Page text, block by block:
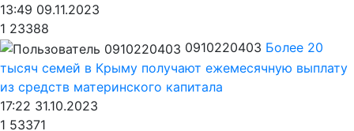
13:49 09.11.2023
1 23388
0910220403 Более 20
тысяч семей в Крыму получают ежемесячную выплату
из средств материнского капитала
17:22 31.10.2023
1 53371